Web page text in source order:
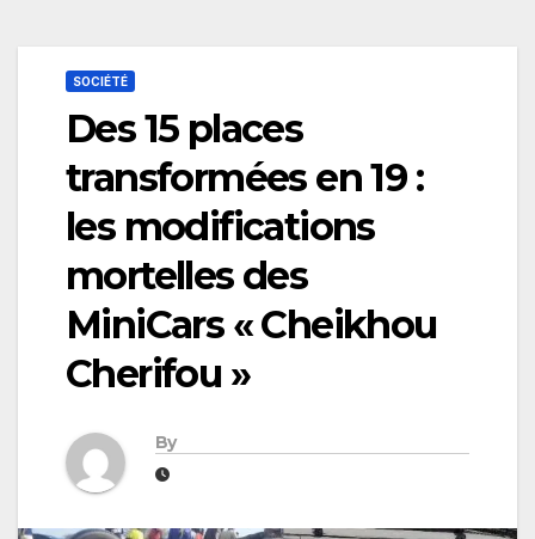
SOCIÉTÉ
Des 15 places
transformées en 19 :
les modifications
mortelles des
MiniCars « Cheikhou
Cherifou »
By